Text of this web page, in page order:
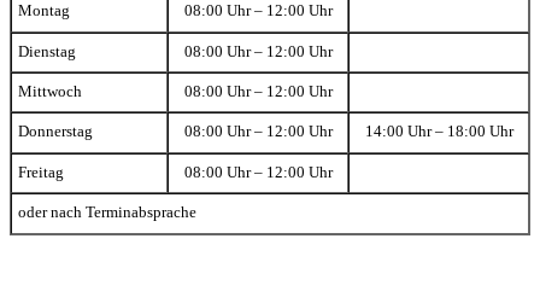
Montag 08:00 Uhr – 12:00 Uhr
Dienstag 08:00 Uhr – 12:00 Uhr
Mittwoch 08:00 Uhr – 12:00 Uhr
Donnerstag 08:00 Uhr – 12:00 Uhr 14:00 Uhr – 18:00 Uhr
Freitag 08:00 Uhr – 12:00 Uhr
oder nach Terminabsprache